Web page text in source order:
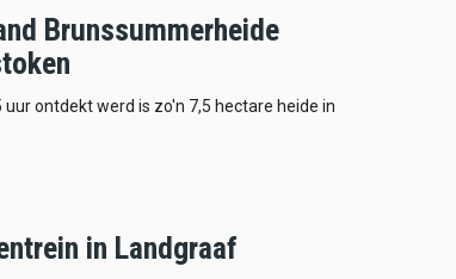
Brunssummerheide
uur ontdekt werd is zo'n 7,5 hectare heide in
in Landgraaf